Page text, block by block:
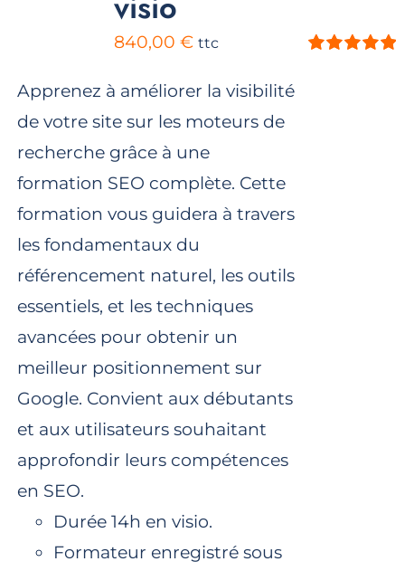
840,00 € ttc
Apprenez à améliorer la visibilité
de votre site sur les moteurs de
recherche grâce à une
formation SEO complète. Cette
formation vous guidera à travers
les fondamentaux du
référencement naturel, les outils
essentiels, et les techniques
avancées pour obtenir un
meilleur positionnement sur
Google. Convient aux débutants
et aux utilisateurs souhaitant
approfondir leurs compétences
en SEO.
Durée 14h en visio.
Formateur enregistré sous